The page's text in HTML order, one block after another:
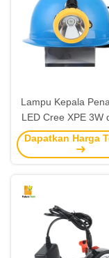
Lampu Kepala
LED Cree XPE 3W
Masa Pakai 10000
Bukti Ledakan Exs
Dapatkan Harga